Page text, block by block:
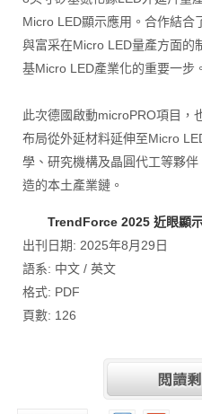
Micro LED顯示應用。合作結合
與富采在Micro LED量產方面的
基Micro LED產業化的重要一步。
此次德國啟動microPRO項目，
布局從外延材料延伸至Micro
學、研究機構及晶圓代工等夥
造的本土產業鏈。
TrendForce 2025 近眼顯
出刊日期: 2025年8月29日
語系: 中文 / 英文
格式: PDF
頁數: 126